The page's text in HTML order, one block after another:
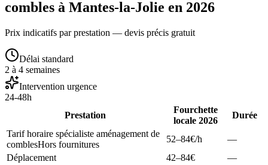
combles à Mantes-la-Jolie en 2026
Prix indicatifs par prestation — devis précis gratuit
Délai standard
2 à 4 semaines
Intervention urgence
24-48h
Prestation
Fourchette
locale 2026
Durée
Tarif horaire spécialiste aménagement de
comblesHors fournitures
52–84€/h
—
Déplacement
42–84€
—